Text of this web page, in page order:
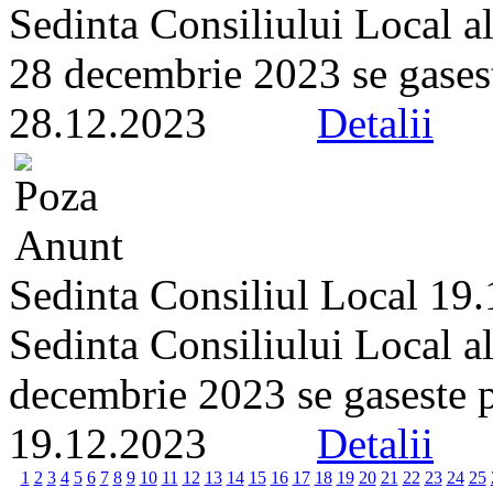
Sedinta Consiliului Local
28 decembrie 2023 se
28.12.2023 Detalii
Sedinta Consiliul Local
Sedinta Consiliului Local
decembrie 2023 se
19.12.2023 Detalii
1 2 3 4 5 6 7 8 9 10 11 12 13 14 15 16 17 18 19 20 21 22 23 24 25